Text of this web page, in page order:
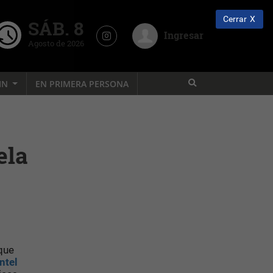
SÁB. 8
Agosto de 2026
Ingresar
EN PRIMERA PERSONA
Cerrar